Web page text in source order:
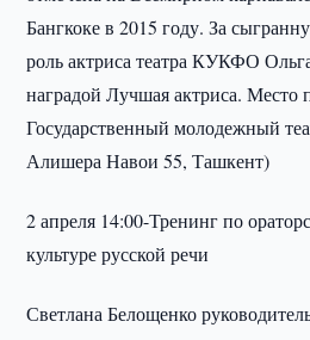
Бангкоке в 2015 году. За
роль актриса театра КУКФО
наградой Лучшая актриса. Место
Государственный молодежный
Алишера Навои 55, Ташкент)
2 апреля 14:00-Тренинг по
культуре русской речи
Светлана Белощенко